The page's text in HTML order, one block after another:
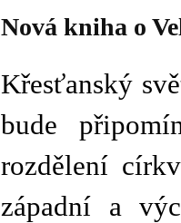
Nová kniha o
Křesťanský
bude
rozdělení
západní a